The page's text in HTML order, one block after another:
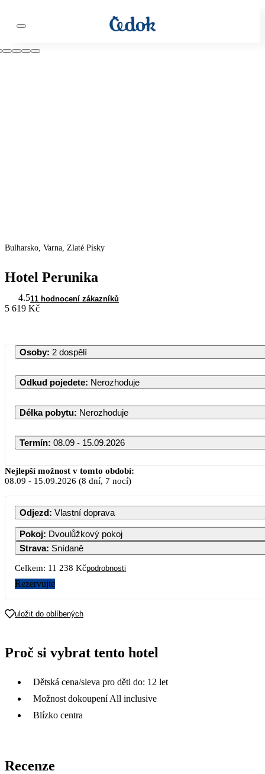
Bulharsko, Varna, Zlaté Písky
Hotel Perunika
4.511 hodnocení zákazníků
5 619 Kč
Osoby: 2 dospělí
Odkud pojedete: Nerozhoduje
Délka pobytu: Nerozhoduje
Termín: 08.09 - 15.09.2026
PO
7
Nejlepší možnost v tomto období:
08.09 - 15.09.2026 (8 dní, 7 nocí)
Odjezd: Vlastní doprava
Pokoj: Dvoulůžkový pokoj
Strava: Snídaně
Celkem: 11 238 Kčpodrobnosti
Rezervujte
uložit do oblíbených
Proč si vybrat tento hotel
Dětská cena/sleva pro děti do: 12 let
Možnost dokoupení All inclusive
Blízko centra
Recenze